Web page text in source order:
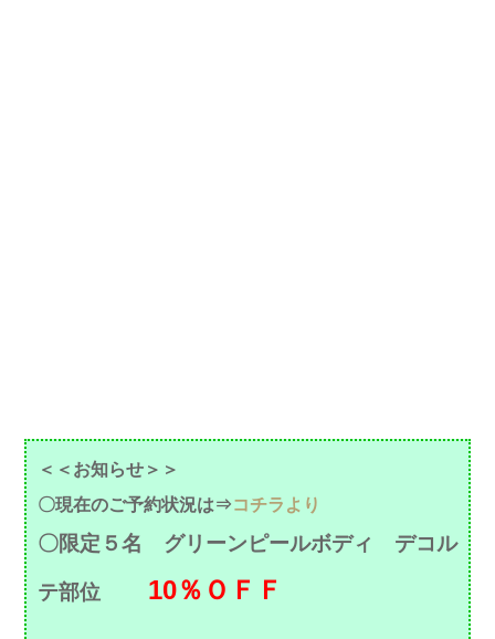
＜＜お知らせ＞＞
〇現在のご予約状況は⇒コチラより
〇限定５名 グリーンピールボディ デコル
テ部位 10％ＯＦＦ